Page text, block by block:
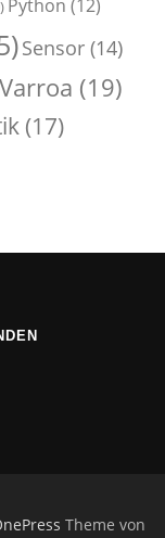
Sensor (14)
Varroa (19)
(17)
Theme von